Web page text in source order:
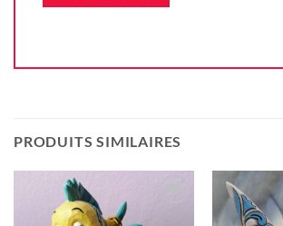
PRODUITS SIMILAIRES